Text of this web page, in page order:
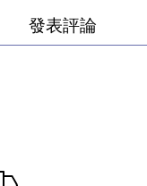
發表評論